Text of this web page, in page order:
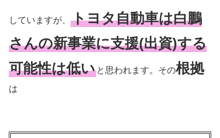
していますが、 トヨタ自動車は白鵬
さんの新事業に支援(出資)する
可能性は低いと思われます。その根拠
は